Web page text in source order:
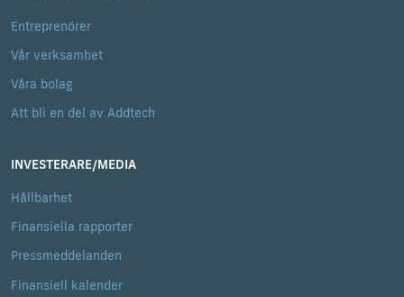
Entreprenörer
Vår verksamhet
Våra bolag
Att bli en del av Addtech
INVESTERARE/MEDIA
Hållbarhet
Finansiella rapporter
Pressmeddelanden
Finansiell kalender